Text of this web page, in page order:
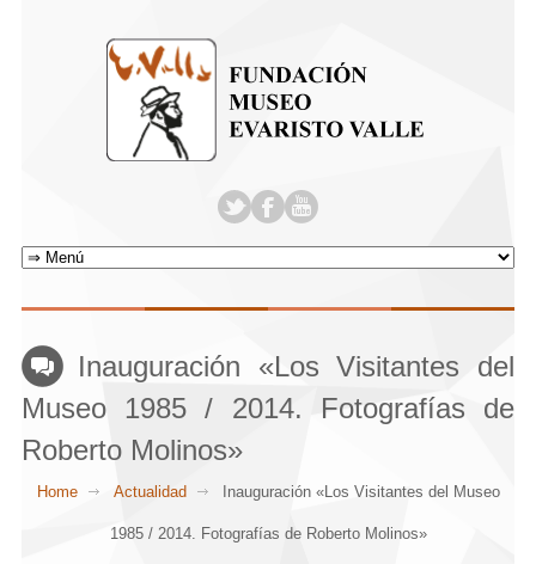
Inauguración «Los Visitantes del
Museo 1985 / 2014. Fotografías de
Roberto Molinos»
Home Actualidad Inauguración «Los Visitantes del Museo
1985 / 2014. Fotografías de Roberto Molinos»